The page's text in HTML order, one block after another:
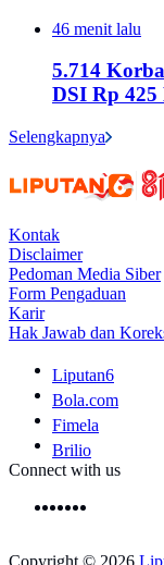
46 menit lalu
5.714
DSI Rp
Selengkapnya
Kontak
Disclaimer
Pedoman Media Siber
Form Pengaduan
Karir
Hak Jawab dan
Liputan6
Bola.com
Fimela
Brilio
Connect with us
Copyright © 2026